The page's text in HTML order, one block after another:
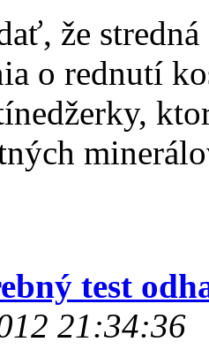
že
o rednutí
test
21:34:36